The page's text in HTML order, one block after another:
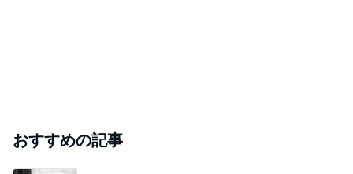
おすすめの記事